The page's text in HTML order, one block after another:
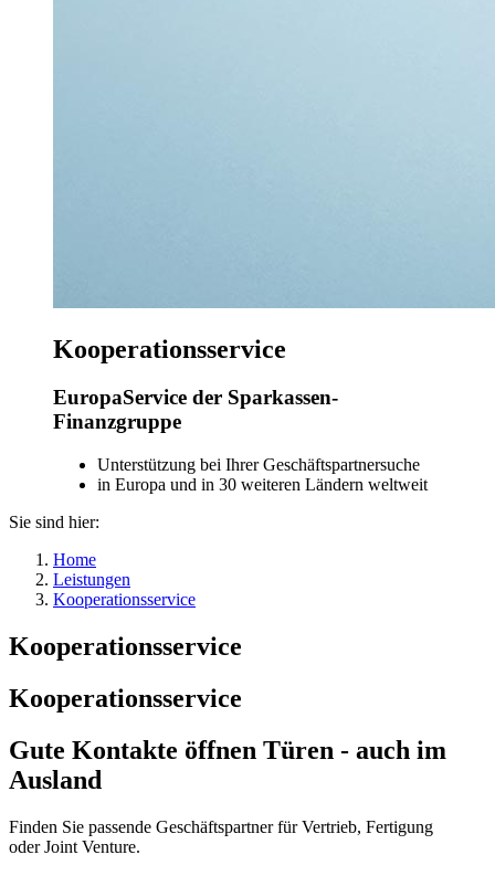
Kooperationsservice
EuropaService der Sparkassen-
Finanzgruppe
Unterstützung bei Ihrer Geschäftspartnersuche
in Europa und in 30 weiteren Ländern weltweit
Sie sind hier:
Home
Leistungen
Kooperationsservice
Kooperationsservice
Kooperationsservice
Gute Kontakte öffnen Türen - auch im
Ausland
Finden Sie passende Geschäftspartner für Vertrieb, Fertigung
oder Joint Venture.